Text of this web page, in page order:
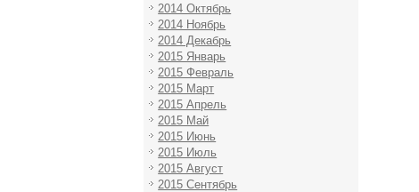
2014 Октябрь
2014 Ноябрь
2014 Декабрь
2015 Январь
2015 Февраль
2015 Март
2015 Апрель
2015 Май
2015 Июнь
2015 Июль
2015 Август
2015 Сентябрь